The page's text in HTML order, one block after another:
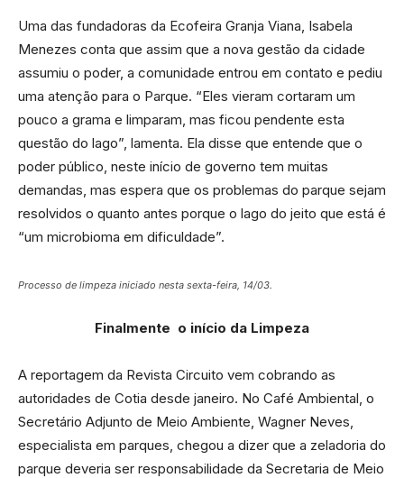
Uma das fundadoras da Ecofeira Granja Viana, Isabela
Menezes conta que assim que a nova gestão da cidade
assumiu o poder, a comunidade entrou em contato e pediu
uma atenção para o Parque. “Eles vieram cortaram um
pouco a grama e limparam, mas ficou pendente esta
questão do lago”, lamenta. Ela disse que entende que o
poder público, neste início de governo tem muitas
demandas, mas espera que os problemas do parque sejam
resolvidos o quanto antes porque o lago do jeito que está é
“um microbioma em dificuldade”.
Processo de limpeza iniciado nesta sexta-feira, 14/03.
Finalmente o início da Limpeza
A reportagem da Revista Circuito vem cobrando as
autoridades de Cotia desde janeiro. No Café Ambiental, o
Secretário Adjunto de Meio Ambiente, Wagner Neves,
especialista em parques, chegou a dizer que a zeladoria do
parque deveria ser responsabilidade da Secretaria de Meio